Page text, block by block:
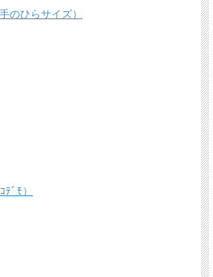
円(税込）以上で宅配便送料無料
ほか）全国一律300円
します。
のひらサイズ）
ﾞﾓ）